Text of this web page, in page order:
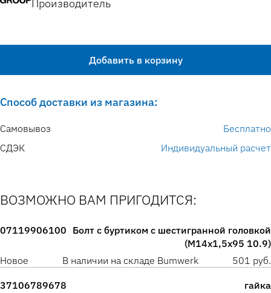
Производитель
Добавить в корзину
Способ доставки из магазина:
Самовывоз
Бесплатно
СДЭК
Индивидуальный расчет
ВОЗМОЖНО ВАМ ПРИГОДИТСЯ:
07119906100 Болт с буртиком с шестигранной головкой
(M14x1,5x95 10.9)
Новое
В наличии на складе Bumwerk 501 руб.
37106789678
гайка